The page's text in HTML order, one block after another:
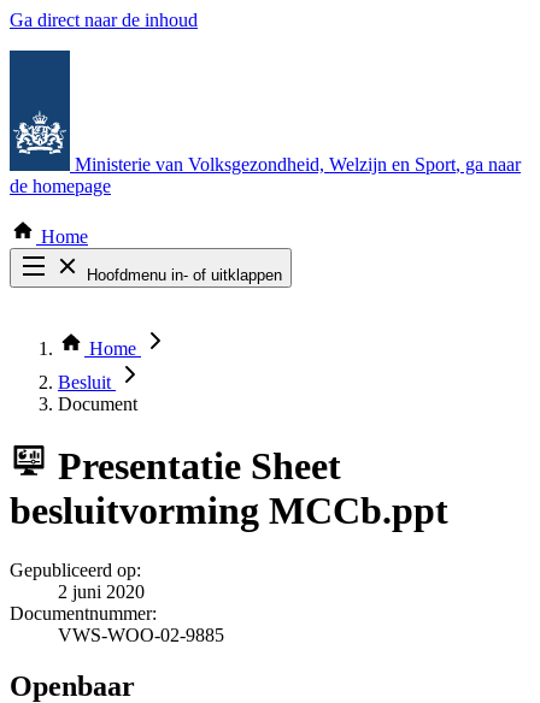
Ga direct naar de inhoud
Ministerie van Volksgezondheid, Welzijn en Sport, ga naar
de homepage
Home
Hoofdmenu in- of uitklappen
Thema COVID-19
Bekijk per bestuursorgaan
Home
Besluit
Document
Presentatie Sheet
besluitvorming MCCb.ppt
Gepubliceerd op:
2 juni 2020
Documentnummer:
VWS-WOO-02-9885
Openbaar